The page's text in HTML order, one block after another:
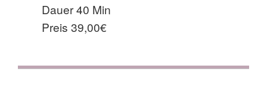
Dauer 40 Min
Preis 39,00€